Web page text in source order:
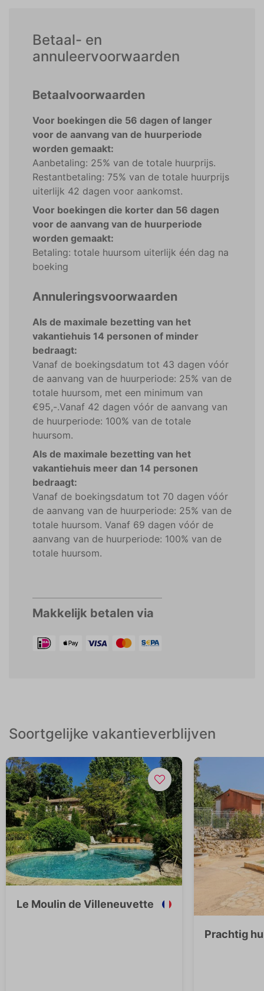
Betaal- en
annuleervoorwaarden
Betaalvoorwaarden
Voor boekingen die 56 dagen of langer
voor de aanvang van de huurperiode
worden gemaakt:
Aanbetaling: 25% van de totale huurprijs.
Restantbetaling: 75% van de totale huurprijs
uiterlijk 42 dagen voor aankomst.
Voor boekingen die korter dan 56 dagen
voor de aanvang van de huurperiode
worden gemaakt:
Betaling: totale huursom uiterlijk één dag na
boeking
Annuleringsvoorwaarden
Als de maximale bezetting van het
vakantiehuis 14 personen of minder
bedraagt:
Vanaf de boekingsdatum tot 43 dagen vóór
de aanvang van de huurperiode: 25% van de
totale huursom, met een minimum van
€95,-.Vanaf 42 dagen vóór de aanvang van
de huurperiode: 100% van de totale
huursom.
Als de maximale bezetting van het
vakantiehuis meer dan 14 personen
bedraagt:
Vanaf de boekingsdatum tot 70 dagen vóór
de aanvang van de huurperiode: 25% van de
totale huursom. Vanaf 69 dagen vóór de
aanvang van de huurperiode: 100% van de
totale huursom.
Makkelijk betalen via
Soortgelijke vakantieverblijven
Le Moulin de Villeneuvette
Prachtig